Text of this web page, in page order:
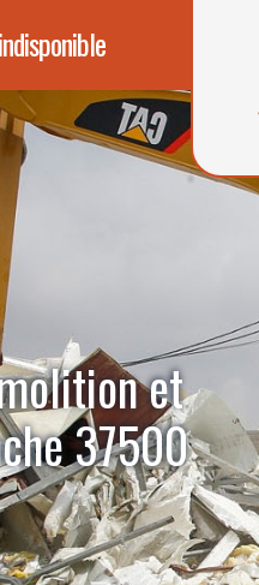
indisponible
et
37500